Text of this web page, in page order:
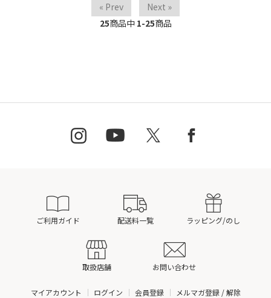
« Prev
Next »
25商品中 1-25商品
ご利用ガイド 配送料一覧 ラッピング/のし
取扱店舗 お問い合わせ
マイアカウント ログイン 会員登録 メルマガ登録 / 解除